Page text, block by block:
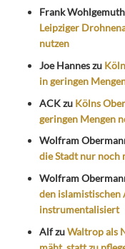
Frank Wohlgemuth
Leipziger
nutzen
Joe Hanneszu
in geringen
ACKzu Kölns
geringen Mengen
Wolfram
die Stadt nur noch
Wolfram
den islamistischen
instrumentalisiert
AlfzuWaltrop als